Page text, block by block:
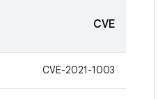
CVE
CVE-2021-1003